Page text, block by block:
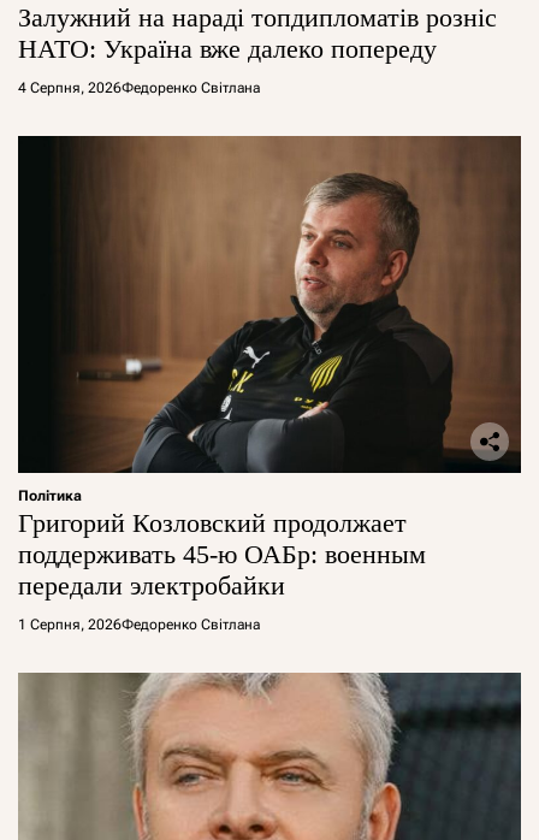
Залужний на нараді топдипломатів розніс
НАТО: Україна вже далеко попереду
4 Серпня, 2026Федоренко Світлана
Політика
Григорий Козловский продолжает
поддерживать 45-ю ОАБр: военным
передали электробайки
1 Серпня, 2026Федоренко Світлана